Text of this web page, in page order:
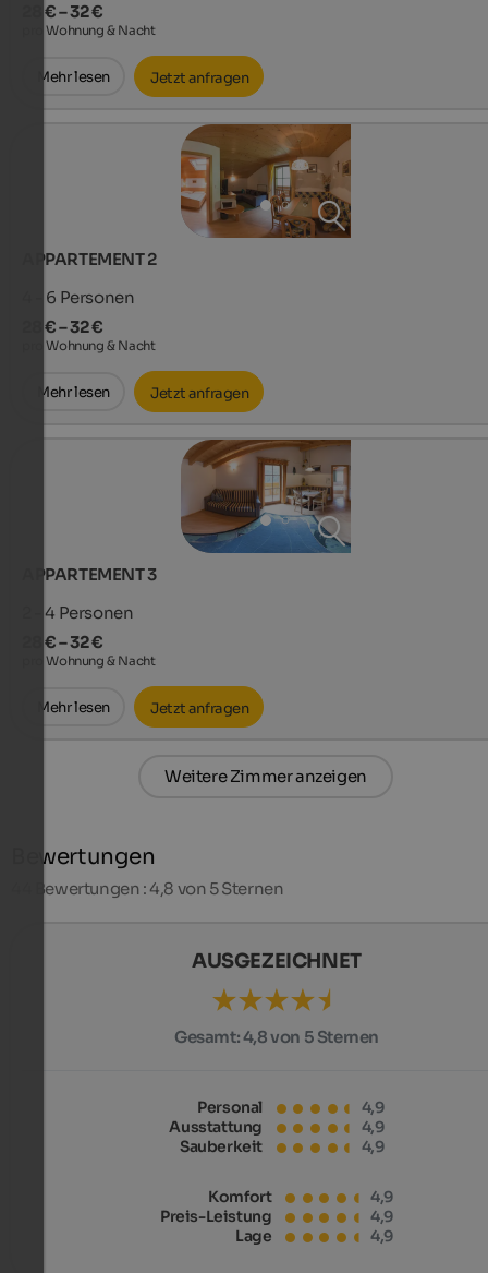
28 € – 32 €
pro Wohnung & Nacht
Mehr lesen Jetzt anfragen
APPARTEMENT 2
4 - 6 Personen
28 € – 32 €
pro Wohnung & Nacht
Mehr lesen Jetzt anfragen
APPARTEMENT 3
2 - 4 Personen
28 € – 32 €
pro Wohnung & Nacht
Mehr lesen Jetzt anfragen
Weitere Zimmer anzeigen
Bewertungen
Bewertungen : 4,8 von 5 Sternen
AUSGEZEICHNET
Gesamt:4,8 von 5 Sternen
Personal
4,9
Ausstattung
4,9
Sauberkeit
4,9
Komfort
4,9
Preis-Leistung
4,9
Lage
4,9